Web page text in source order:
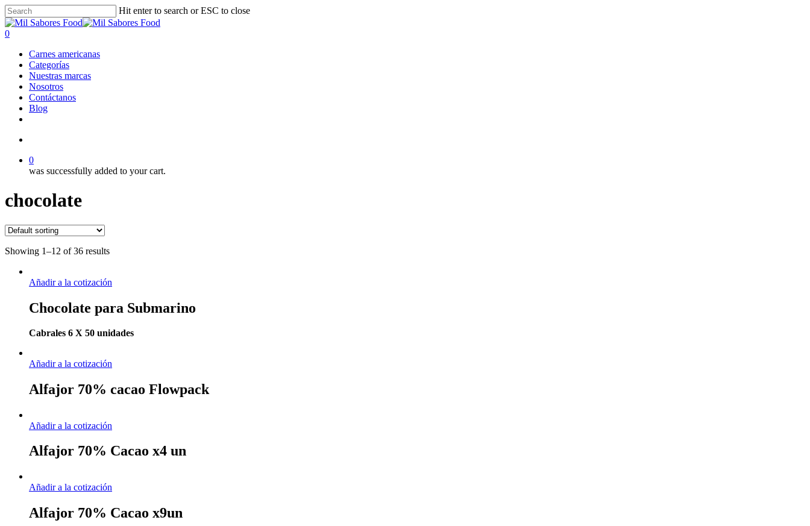
Skip
to
main
Hit enter to search or ESC to close
Close
Search
search
0
Carnes americanas
Categorías
Nuestras marcas
Nosotros
Contáctanos
Blog
0
was successfully added to your cart.
chocolate
Showing 1–12 of 36 results
Añadir a la cotización
Chocolate para Submarino
Cabrales 6 X 50 unidades
Añadir a la cotización
Alfajor 70% cacao Flowpack
Añadir a la cotización
Alfajor 70% Cacao x4 un
Añadir a la cotización
Alfajor 70% Cacao x9un